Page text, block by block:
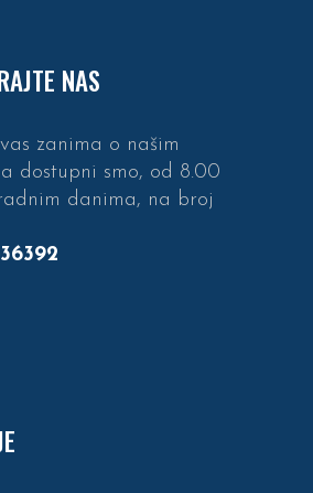
NAS
zanima o našim
dostupni smo, od 8.00
danima, na broj